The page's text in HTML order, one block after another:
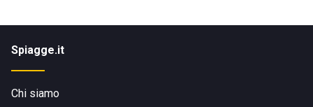
Spiagge.it
Chi siamo